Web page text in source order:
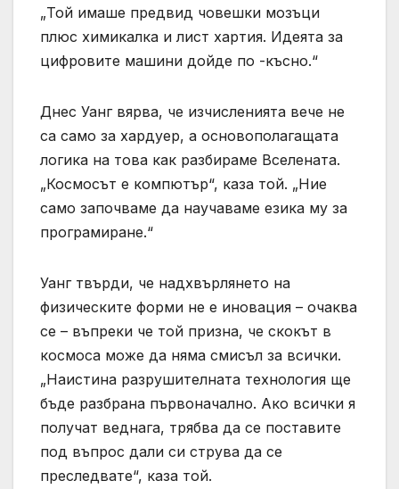
„Той имаше предвид човешки мозъци
плюс химикалка и лист хартия. Идеята за
цифровите машини дойде по -късно.“
Днес Уанг вярва, че изчисленията вече не
са само за хардуер, а основополагащата
логика на това как разбираме Вселената.
„Космосът е компютър“, каза той. „Ние
само започваме да научаваме езика му за
програмиране.“
Уанг твърди, че надхвърлянето на
физическите форми не е иновация – очаква
се – въпреки че той призна, че скокът в
космоса може да няма смисъл за всички.
„Наистина разрушителната технология ще
бъде разбрана първоначално. Ако всички я
получат веднага, трябва да се поставите
под въпрос дали си струва да се
преследвате“, каза той.